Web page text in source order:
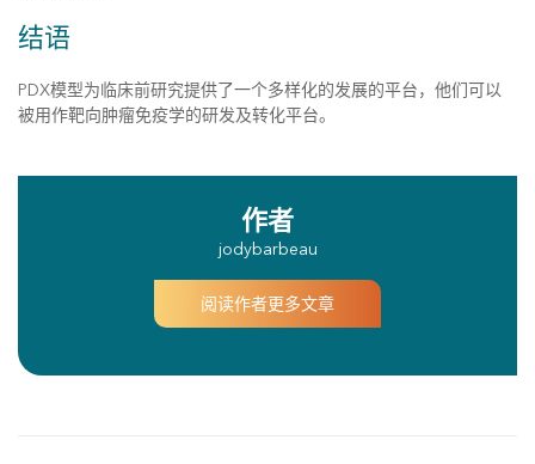
结语
PDX模型为临床前研究提供了一个多样化的发展的平台，他们可以
被用作靶向肿瘤免疫学的研发及转化平台。
作者
jodybarbeau
阅读作者更多文章